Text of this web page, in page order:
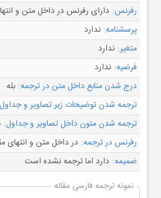
رفرنس: دارای رفرنس در داخل متن و
پرسشنامه: ندارد
متغیر: ندارد
فرضیه: ندارد
درج شدن منابع داخل متن در ترجمه: بله
ترجمه شدن توضیحات زیر تصاویر و
ترجمه شدن متون داخل تصاویر و جداول:
رفرنس در ترجمه: در داخل متن و انتهای
ضمیمه: دارد اما ترجمه نشده است
نمونه ترجمه فارسی مقاله